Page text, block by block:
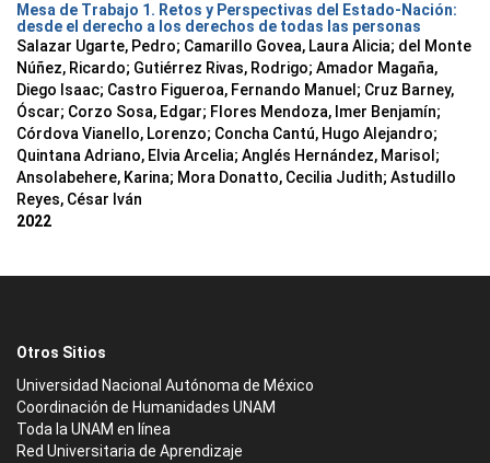
Mesa de Trabajo 1. Retos y Perspectivas del Estado-Nación:
desde el derecho a los derechos de todas las personas
Salazar Ugarte, Pedro; Camarillo Govea, Laura Alicia; del Monte
Núñez, Ricardo; Gutiérrez Rivas, Rodrigo; Amador Magaña,
Diego Isaac; Castro Figueroa, Fernando Manuel ; Cruz Barney,
Óscar; Corzo Sosa, Edgar; Flores Mendoza, Imer Benjamín;
Córdova Vianello, Lorenzo; Concha Cantú, Hugo Alejandro;
Quintana Adriano, Elvia Arcelia; Anglés Hernández, Marisol ;
Ansolabehere, Karina; Mora Donatto, Cecilia Judith; Astudillo
Reyes, César Iván
2022
Otros Sitios
Universidad Nacional Autónoma de México
Coordinación de Humanidades UNAM
Toda la UNAM en línea
Red Universitaria de Aprendizaje